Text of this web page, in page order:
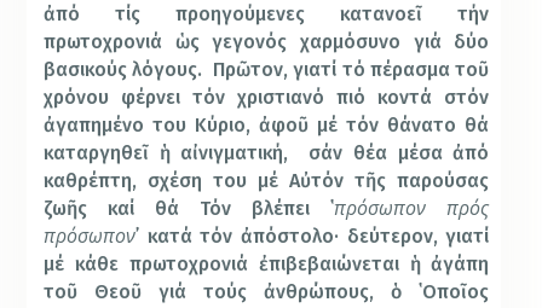
ἀπό τίς προηγούμενες κατανοεῖ τήν
πρωτοχρονιά ὡς γεγονός χαρμόσυνο γιά δύο
βασικούς λόγους. Πρῶτον, γιατί τό πέρασμα τοῦ
χρόνου φέρνει τόν χριστιανό πιό κοντά στόν
ἀγαπημένο του Κύριο, ἀφοῦ μέ τόν θάνατο θά
καταργηθεῖ ἡ αἰνιγματική, σάν θέα μέσα ἀπό
καθρέπτη, σχέση του μέ Αὐτόν τῆς παρούσας
ζωῆς καί θά Τόν βλέπει ῾πρόσωπον πρός
πρόσωπον᾽ κατά τόν ἀπόστολο· δεύτερον, γιατί
μέ κάθε πρωτοχρονιά ἐπιβεβαιώνεται ἡ ἀγάπη
τοῦ Θεοῦ γιά τούς ἀνθρώπους, ὁ ῾Οποῖος